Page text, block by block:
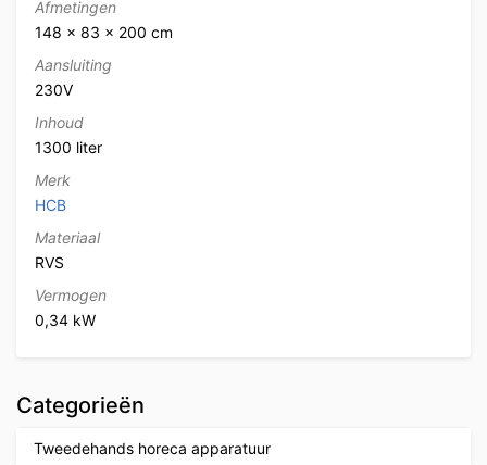
Afmetingen
148 × 83 × 200 cm
Aansluiting
230V
Inhoud
1300 liter
Merk
HCB
Materiaal
RVS
Vermogen
0,34 kW
Categorieën
Tweedehands horeca apparatuur